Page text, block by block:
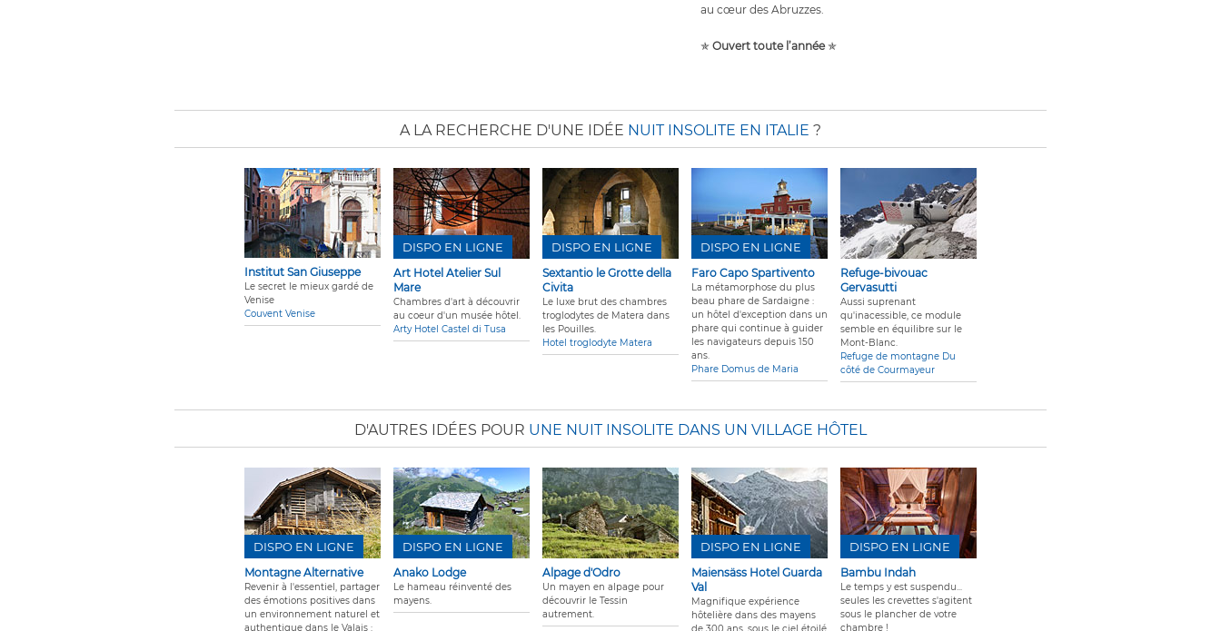
au cœur des Abruzzes.
✯ Ouvert toute l’année✯
A LA RECHERCHE D'UNE IDÉE NUIT INSOLITE EN ITALIE ?
Institut San Giuseppe
Le secret le mieux gardé de
Venise
Couvent Venise
Art Hotel Atelier Sul
Mare
Chambres d'art à découvrir
au coeur d'un musée hôtel.
Arty Hotel Castel di Tusa
DISPO EN LIGNE
Sextantio le Grotte della
Civita
Le luxe brut des chambres
troglodytes de Matera dans
les Pouilles.
Hotel troglodyte Matera
DISPO EN LIGNE
Faro Capo Spartivento
La métamorphose du plus
beau phare de Sardaigne :
un hôtel d'exception dans un
phare qui continue à guider
les navigateurs depuis 150
ans.
Phare Domus de Maria
DISPO EN LIGNE
Refuge-bivouac
Gervasutti
Aussi suprenant
qu'inacessible, ce module
semble en équilibre sur le
Mont-Blanc.
Refuge de montagne Du
côté de Courmayeur
D'AUTRES IDÉES POUR UNE NUIT INSOLITE DANS UN VILLAGE HÔTEL
Montagne Alternative
Revenir à l'essentiel, partager
des émotions positives dans
un environnement naturel et
authentique dans le Valais :
DISPO EN LIGNE
Anako Lodge
Le hameau réinventé des
mayens.
DISPO EN LIGNE
Alpage d'Odro
Un mayen en alpage pour
découvrir le Tessin
autrement.
Maiensäss Hotel Guarda
Val
Magnifique expérience
hôtelière dans des mayens
DISPO EN LIGNE
Bambu Indah
Le temps y est suspendu...
seules les crevettes s'agitent
sous le plancher de votre
chambre !
DISPO EN LIGNE